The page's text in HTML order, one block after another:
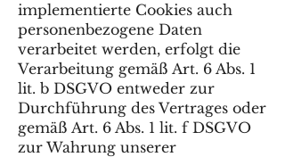
implementierte Cookies auch
personenbezogene Daten
verarbeitet werden, erfolgt die
Verarbeitung gemäß Art. 6 Abs. 1
lit. b DSGVO entweder zur
Durchführung des Vertrages oder
gemäß Art. 6 Abs. 1 lit. f DSGVO
zur Wahrung unserer